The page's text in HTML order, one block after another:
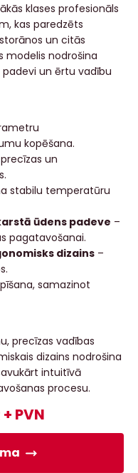
klases profesionāls
kas paredzēts
un citās
modelis nodrošina
un ērtu vadību
kopēšana.
un
stabilu temperatūru
ūdens padeve –
pagatavošanai.
dizains –
samazinot
precīzas vadības
dizains nodrošina
intuitīvā
procesu.
PVN